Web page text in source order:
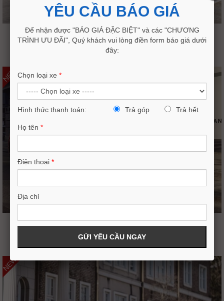
NEW MAZDA CX-5 2.0L LUXURY
742,000,000VND
NEW
NEW MAZDA CX-5 2.0 PREMIUM ACTIVE
779,000,000VND829,000,000
NEW
YÊU CẦU BÁO GIÁ
Để nhận được "BÁO GIÁ ĐẶC BIỆT" và các "CHƯƠNG
TRÌNH ƯU ĐÃI", Quý khách vui lòng điền form báo giá dưới
đây:
Chọn loại xe *
Hình thức thanh toán: Trả góp Trả hết
Họ tên *
Điện thoại *
Địa chỉ